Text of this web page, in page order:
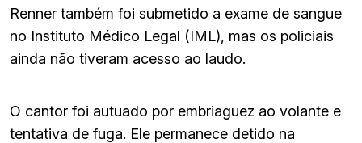
Renner também foi submetido a exame de sangue
no Instituto Médico Legal (IML), mas os policiais
ainda não tiveram acesso ao laudo.
O cantor foi autuado por embriaguez ao volante e
tentativa de fuga. Ele permanece detido na